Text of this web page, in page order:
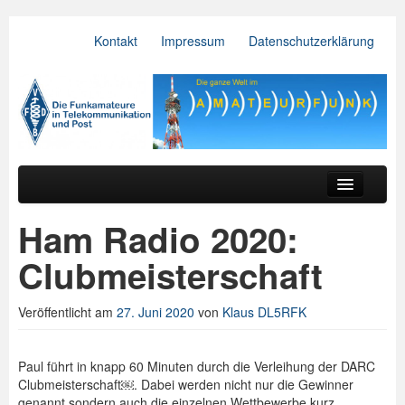
Kontakt Impressum Datenschutzerklärung
VFDB e.V.
Hauptmenü
Der Verein
Referate
BV & OV
Relais
Downloads
Ham Radio 2020:
Clubmeisterschaft
Veröffentlicht am 27. Juni 2020 von Klaus DL5RFK
Paul führt in knapp 60 Minuten durch die Verleihung der DARC
Clubmeisterschaft￼. Dabei werden nicht nur die Gewinner